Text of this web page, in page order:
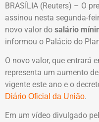
BRASÍLIA (Reuters) – O
assinou nesta segunda-
novo valor do salário
informou o Palácio do
O novo valor, que entrará
representa um aumento
vigente este ano e o
Diário Oficial da União.
Em um vídeo divulgado